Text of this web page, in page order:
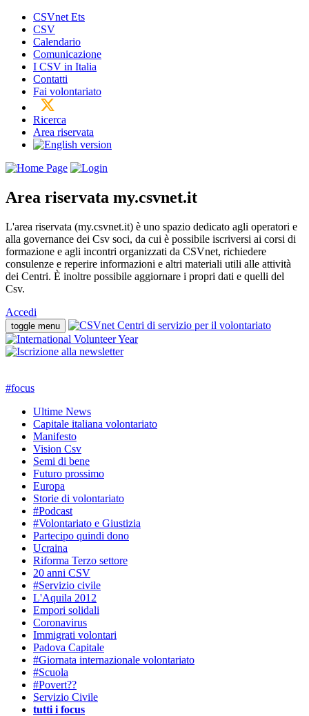
CSVnet Ets
CSV
Calendario
Comunicazione
I CSV in Italia
Contatti
Fai volontariato
Ricerca
Area riservata
Area riservata my.csvnet.it
L'area riservata (my.csvnet.it) è uno spazio dedicato agli operatori e
alla governance dei Csv soci, da cui è possibile iscriversi ai corsi di
formazione e agli incontri organizzati da CSVnet, richiedere
consulenze e reperire informazioni e altri materiali utili alle attività
dei Centri. È inoltre possibile aggiornare i propri dati e quelli del
Csv.
Accedi
toggle menu
#focus
Ultime News
Capitale italiana volontariato
Manifesto
Vision Csv
Semi di bene
Futuro prossimo
Europa
Storie di volontariato
#Podcast
#Volontariato e Giustizia
Partecipo quindi dono
Ucraina
Riforma Terzo settore
20 anni CSV
#Servizio civile
L'Aquila 2012
Empori solidali
Coronavirus
Immigrati volontari
Padova Capitale
#Giornata internazionale volontariato
#Scuola
#Povert??
Servizio Civile
tutti i focus